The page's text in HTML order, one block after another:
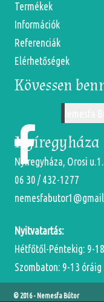
Termékek
Információk
Referenciák
Elérhetőségek
Kövessen
Nyíregyháza
Nyíregyháza, Orosi u.1.
06 30 / 432-1277
Nyitvatartás:
Hétfőtől-Péntekig: 9-
Szombaton: 9-13 óráig
© 2016 - Nemesfa Bútor